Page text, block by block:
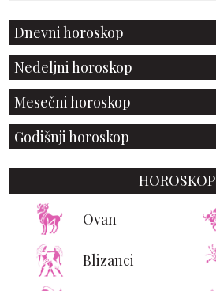
Dnevni horoskop
Nedeljni horoskop
Mesečni horoskop
Godišnji horoskop
HOROSKOP
Ovan
Blizanci